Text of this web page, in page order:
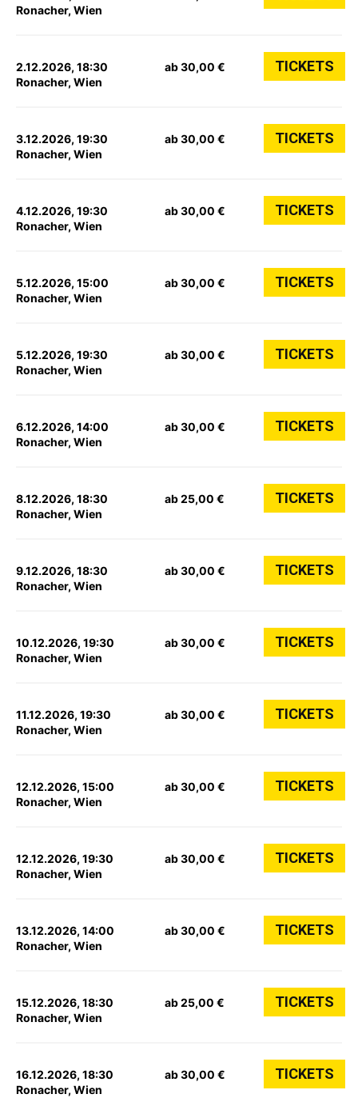
Ronacher, Wien
2.12.2026, 18:30
Ronacher, Wien
ab 30,00 € TICKETS
3.12.2026, 19:30
Ronacher, Wien
ab 30,00 € TICKETS
4.12.2026, 19:30
Ronacher, Wien
ab 30,00 € TICKETS
5.12.2026, 15:00
Ronacher, Wien
ab 30,00 € TICKETS
5.12.2026, 19:30
Ronacher, Wien
ab 30,00 € TICKETS
6.12.2026, 14:00
Ronacher, Wien
ab 30,00 € TICKETS
8.12.2026, 18:30
Ronacher, Wien
ab 25,00 € TICKETS
9.12.2026, 18:30
Ronacher, Wien
ab 30,00 € TICKETS
10.12.2026, 19:30
Ronacher, Wien
ab 30,00 € TICKETS
11.12.2026, 19:30
Ronacher, Wien
ab 30,00 € TICKETS
12.12.2026, 15:00
Ronacher, Wien
ab 30,00 € TICKETS
12.12.2026, 19:30
Ronacher, Wien
ab 30,00 € TICKETS
13.12.2026, 14:00
Ronacher, Wien
ab 30,00 € TICKETS
15.12.2026, 18:30
Ronacher, Wien
ab 25,00 € TICKETS
16.12.2026, 18:30
Ronacher, Wien
ab 30,00 € TICKETS